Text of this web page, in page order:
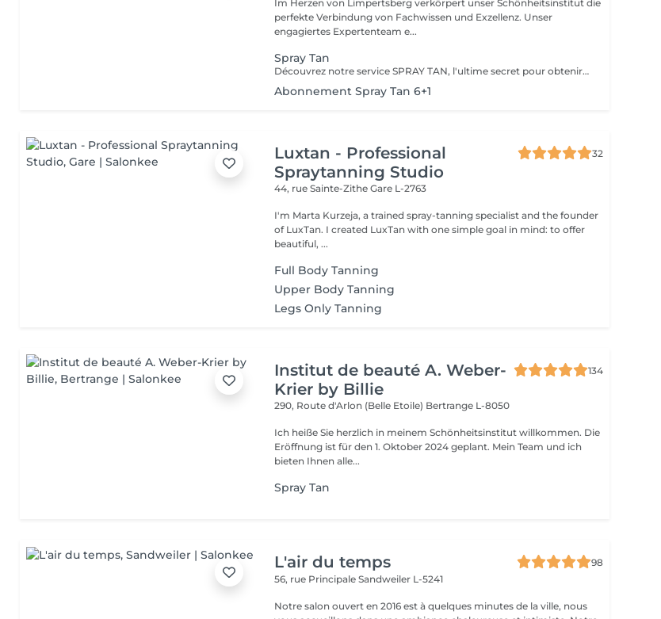
Im Herzen von Limpertsberg verkörpert unser Schönheitsinstitut die
perfekte Verbindung von Fachwissen und Exzellenz. Unser
engagiertes Expertenteam e...
Spray Tan
Découvrez notre service SPRAY TAN, l'ultime secret pour obtenir secret pour un éclat doré sans nuire à votre peau. Notre formule révolutionnaire, non testée sur les animaux, garantit un bronzage naturel et sans effet « orange ». Choissisez parmi une gamme de teints pour obtenir la nuance parfaite qui convient à votre style. Donnez à votre peau l'éclat qu'elle mérite et révélez une beauté radieuse en un instant. Osez le bronzage en toute confiance avec notre Spray Tan.
Abonnement Spray Tan 6+1
Luxtan - Professional
Spraytanning Studio
32
44, rue Sainte-ZitheGare L-2763
I'm Marta Kurzeja, a trained spray-tanning specialist and the founder
of LuxTan. I created LuxTan with one simple goal in mind: to offer
beautiful, ...
Full Body Tanning
Upper Body Tanning
Legs Only Tanning
Institut de beauté A. Weber-
Krier by Billie
134
290, Route d'Arlon (Belle Etoile) Bertrange L-8050
Ich heiße Sie herzlich in meinem Schönheitsinstitut willkommen. Die
Eröffnung ist für den 1. Oktober 2024 geplant. Mein Team und ich
bieten Ihnen alle...
Spray Tan
L'air du temps
98
56, rue PrincipaleSandweiler L-5241
Notre salon ouvert en 2016 est à quelques minutes de la ville, nous